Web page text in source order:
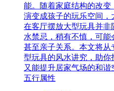
能。随着家庭结构的改
演变成孩子的玩乐空间，
在客厅摆放大型玩具并
水禁忌，稍有不慎，可能
甚至亲子关系。本文将
型玩具的风水讲究，助你
又能提升居家气场的和
五行属性